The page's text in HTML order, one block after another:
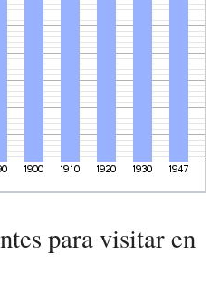
para visitar en